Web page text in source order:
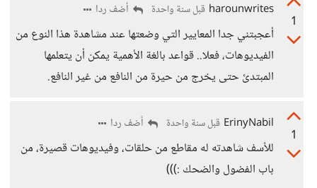
1
harounwrites قبل سنة واحدة أضف ردا
أعجبتني جدا المعايير التي وضعتها عند مشاهدة هذا النوع من
الفيديوهات، فعلا.. قواعد بالغة الأهمية يمكن أن يتعلمها
المبتدئ حتى يخرج من حيرة من النافع من غير النافع.
1
ErinyNabil قبل سنة واحدة أضف ردا
للأسف شاهدته له مقاطع من حلقات، وفيديوهات قصيرة، من
باب الفضول والضحك :)))